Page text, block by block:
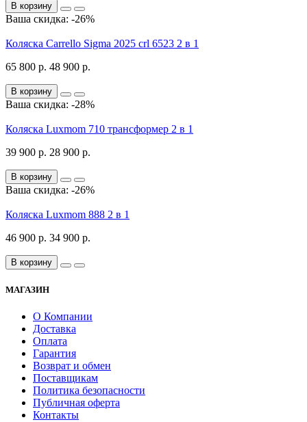
В корзину
Ваша скидка: -26%
Коляска Carrello Sigma 2025 crl 6523 2 в 1
65 800 р. 48 900 р.
В корзину
Ваша скидка: -28%
Коляска Luxmom 710 трансформер 2 в 1
39 900 р. 28 900 р.
В корзину
Ваша скидка: -26%
Коляска Luxmom 888 2 в 1
46 900 р. 34 900 р.
В корзину
МАГАЗИН
О Компании
Доставка
Оплата
Гарантия
Возврат и обмен
Поставщикам
Политика безопасности
Публичная оферта
Контакты